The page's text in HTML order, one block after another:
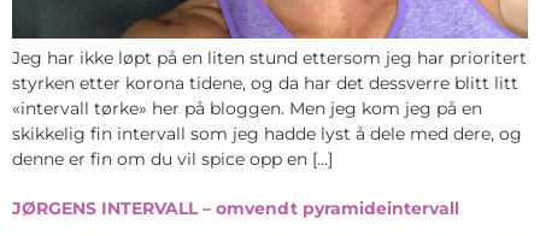
Jeg har ikke løpt på en liten stund ettersom jeg har prioritert
styrken etter korona tidene, og da har det dessverre blitt litt
«intervall tørke» her på bloggen. Men jeg kom jeg på en
skikkelig fin intervall som jeg hadde lyst å dele med dere, og
denne er fin om du vil spice opp en […]
JØRGENS INTERVALL – omvendt pyramideintervall